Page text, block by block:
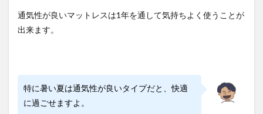
通気性が良いマットレスは1年を通して気持ちよく使うことが
出来ます。
特に暑い夏は通気性が良いタイプだと、快適
に過ごせますよ。